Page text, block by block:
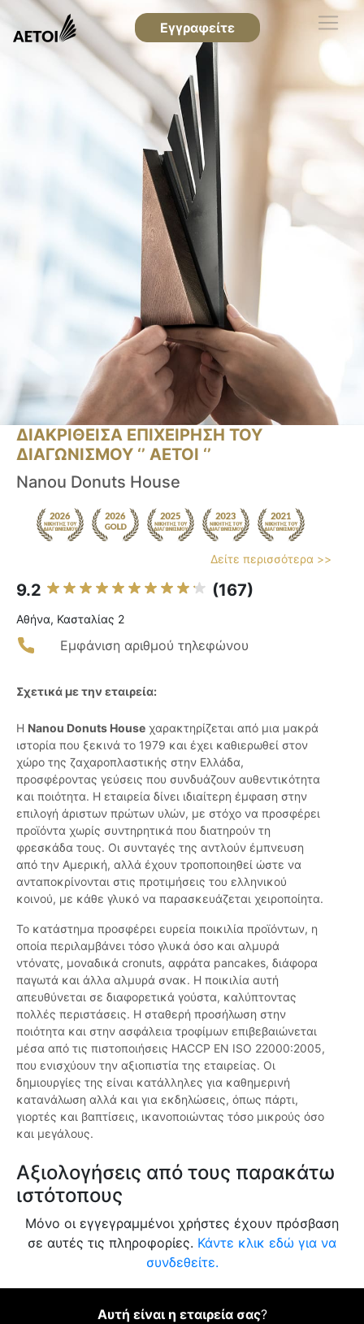
Εγγραφείτε
ΔΙΑΚΡΙΘΕΙΣΑ ΕΠΙΧΕΙΡΗΣΗ ΤΟΥ
ΔΙΑΓΩΝΙΣΜΟΥ ‘’ ΑΕΤΟΙ ‘’
Nanou Donuts House
Δείτε περισσότερα >>
9.2 (167)
Αθήνα, Κασταλίας 2
Εμφάνιση αριθμού τηλεφώνου
Σχετικά με την εταιρεία:
Η Nanou Donuts House χαρακτηρίζεται από μια μακρά
ιστορία που ξεκινά το 1979 και έχει καθιερωθεί στον
χώρο της ζαχαροπλαστικής στην Ελλάδα,
προσφέροντας γεύσεις που συνδυάζουν αυθεντικότητα
και ποιότητα. Η εταιρεία δίνει ιδιαίτερη έμφαση στην
επιλογή άριστων πρώτων υλών, με στόχο να προσφέρει
προϊόντα χωρίς συντηρητικά που διατηρούν τη
φρεσκάδα τους. Οι συνταγές της αντλούν έμπνευση
από την Αμερική, αλλά έχουν τροποποιηθεί ώστε να
ανταποκρίνονται στις προτιμήσεις του ελληνικού
κοινού, με κάθε γλυκό να παρασκευάζεται χειροποίητα.
Το κατάστημα προσφέρει ευρεία ποικιλία προϊόντων, η
οποία περιλαμβάνει τόσο γλυκά όσο και αλμυρά
ντόνατς, μοναδικά cronuts, αφράτα pancakes, διάφορα
παγωτά και άλλα αλμυρά σνακ. Η ποικιλία αυτή
απευθύνεται σε διαφορετικά γούστα, καλύπτοντας
πολλές περιστάσεις. Η σταθερή προσήλωση στην
ποιότητα και στην ασφάλεια τροφίμων επιβεβαιώνεται
μέσα από τις πιστοποιήσεις HACCP EN ISO 22000:2005,
που ενισχύουν την αξιοπιστία της εταιρείας. Οι
δημιουργίες της είναι κατάλληλες για καθημερινή
κατανάλωση αλλά και για εκδηλώσεις, όπως πάρτι,
γιορτές και βαπτίσεις, ικανοποιώντας τόσο μικρούς όσο
και μεγάλους.
Αξιολογήσεις από τους παρακάτω
ιστότοπους
Μόνο οι εγγεγραμμένοι χρήστες έχουν πρόσβαση
σε αυτές τις πληροφορίες. Κάντε κλικ εδώ για να
συνδεθείτε.
Αυτή είναι η εταιρεία σας?